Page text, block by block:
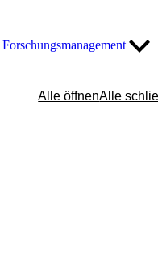
Forschungsmanagement
Alle öffnenAlle